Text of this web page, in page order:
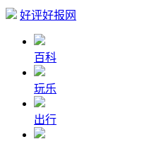
好评好报网
百科
玩乐
出行